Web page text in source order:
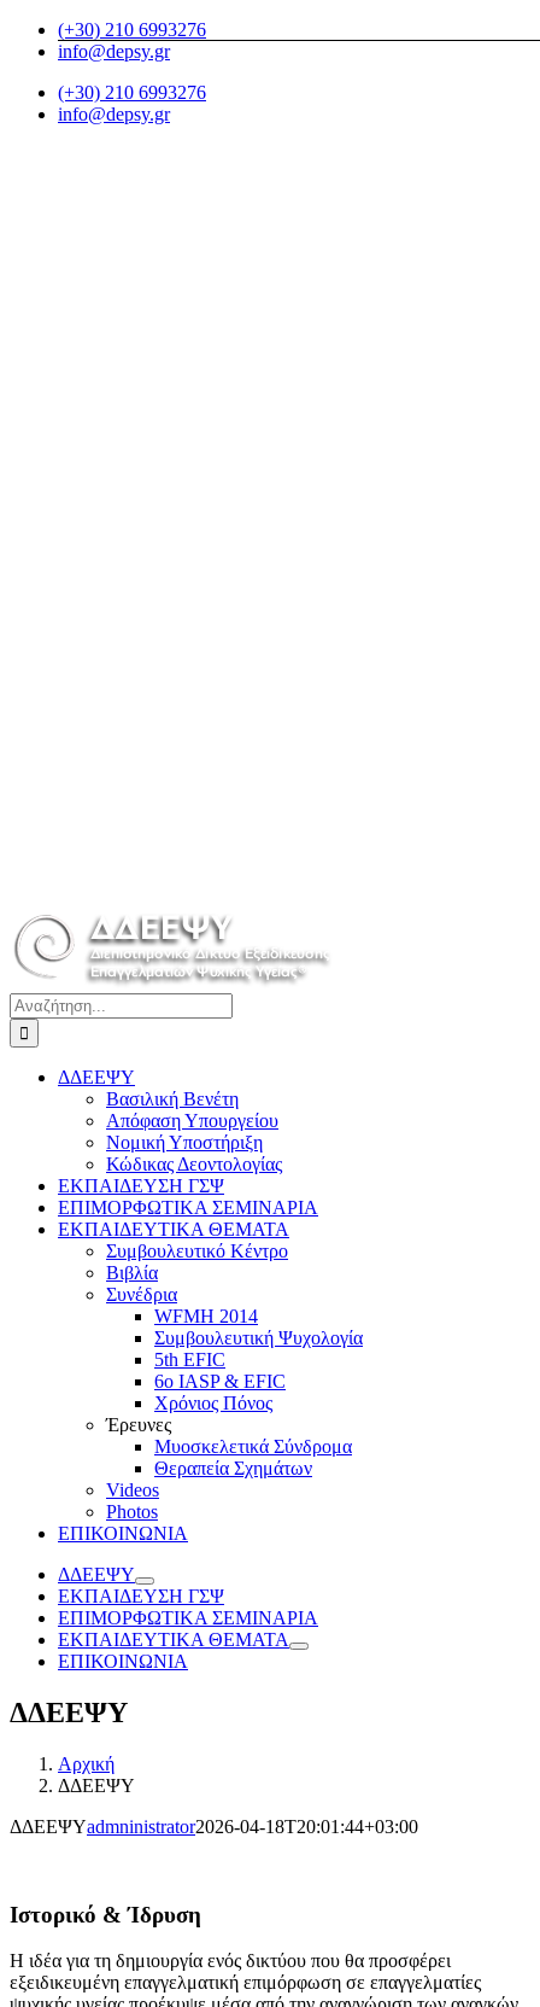
Μετάβαση(+30) 210 6993276
info@depsy.gr
(+30) 210 6993276
info@depsy.gr
Αναζήτηση
για:
ΔΔΕΕΨΥ
Βασιλική Βενέτη
Απόφαση Υπουργείου
Νομική Υποστήριξη
Κώδικας Δεοντολογίας
ΕΚΠΑΙΔΕΥΣΗ ΓΣΨ
ΕΠΙΜΟΡΦΩΤΙΚΑ ΣΕΜΙΝΑΡΙΑ
ΕΚΠΑΙΔΕΥΤΙΚΑ ΘΕΜΑΤΑ
Συμβουλευτικό Κέντρο
Βιβλία
Συνέδρια
WFMH 2014
Συμβουλευτική Ψυχολογία
5th EFIC
6ο IASP & EFIC
Χρόνιος Πόνος
Έρευνες
Μυοσκελετικά Σύνδρομα
Θεραπεία Σχημάτων
Videos
Photos
ΕΠΙΚΟΙΝΩΝΙΑ
ΔΔΕΕΨΥ
ΕΚΠΑΙΔΕΥΣΗ ΓΣΨ
ΕΠΙΜΟΡΦΩΤΙΚΑ ΣΕΜΙΝΑΡΙΑ
ΕΚΠΑΙΔΕΥΤΙΚΑ ΘΕΜΑΤΑ
ΕΠΙΚΟΙΝΩΝΙΑ
ΔΔΕΕΨΥ
Αρχική
ΔΔΕΕΨΥ
ΔΔΕΕΨΥadmninistrator2026-04-18T20:01:44+03:00
Ιστορικό & Ίδρυση
Η ιδέα για τη δημιουργία ενός δικτύου που θα προσφέρει
εξειδικευμένη επαγγελματική επιμόρφωση σε επαγγελματίες